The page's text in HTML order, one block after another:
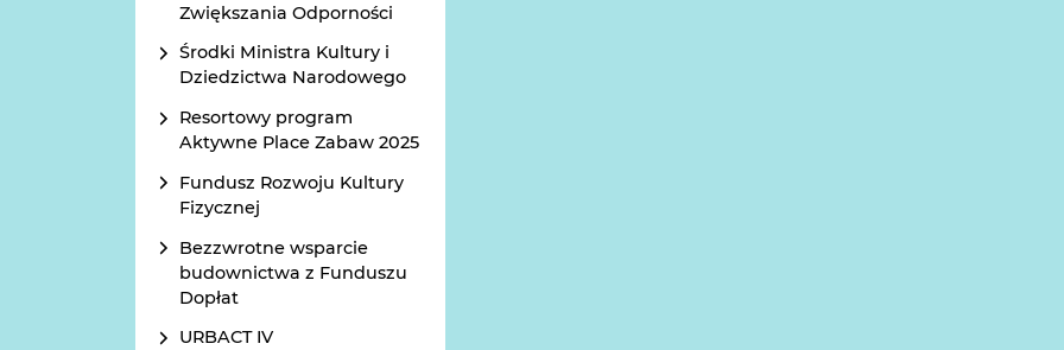
Zwiększania Odporności
Środki Ministra Kultury i
Dziedzictwa Narodowego
Resortowy program
Aktywne Place Zabaw 2025
Fundusz Rozwoju Kultury
Fizycznej
Bezzwrotne wsparcie
budownictwa z Funduszu
Dopłat
URBACT IV